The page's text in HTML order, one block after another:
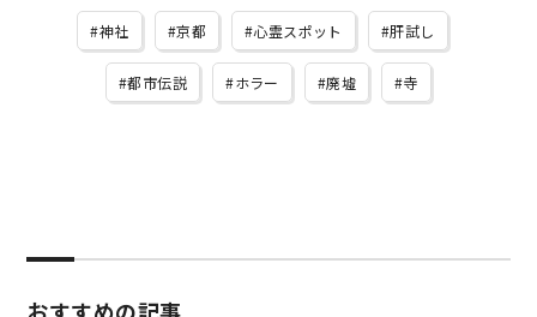
神社 京都 心霊スポット 肝試し
都市伝説 ホラー 廃墟 寺
おすすめの記事